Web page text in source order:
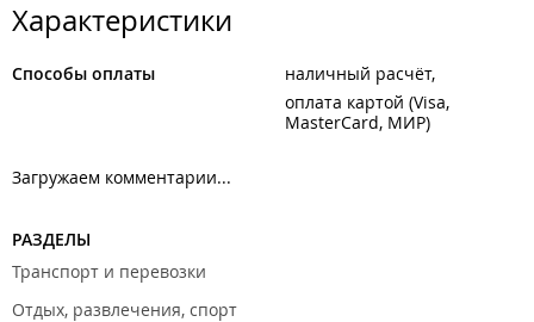
Характеристики
Способы оплаты
наличный расчёт
оплата картой (Visa,
MasterCard, МИР)
Загружаем комментарии...
РАЗДЕЛЫ
Транспорт и перевозки
Отдых, развлечения, спорт